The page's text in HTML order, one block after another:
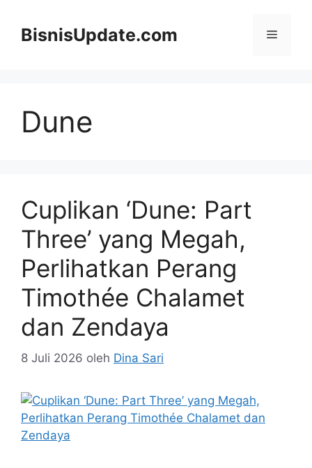
BisnisUpdate.com Menu
Dune
Cuplikan ‘Dune: Part
Three’ yang Megah,
Perlihatkan Perang
Timothée Chalamet
dan Zendaya
8 Juli 2026 oleh Dina Sari